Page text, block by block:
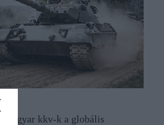
Magyar kkv-k a globális